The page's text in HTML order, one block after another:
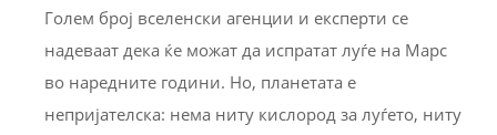
Голем број вселенски агенции и експерти се
надеваат дека ќе можат да испратат луѓе на Марс
во наредните години. Но, планетата е
непријателска: нема ниту кислород за луѓето, ниту